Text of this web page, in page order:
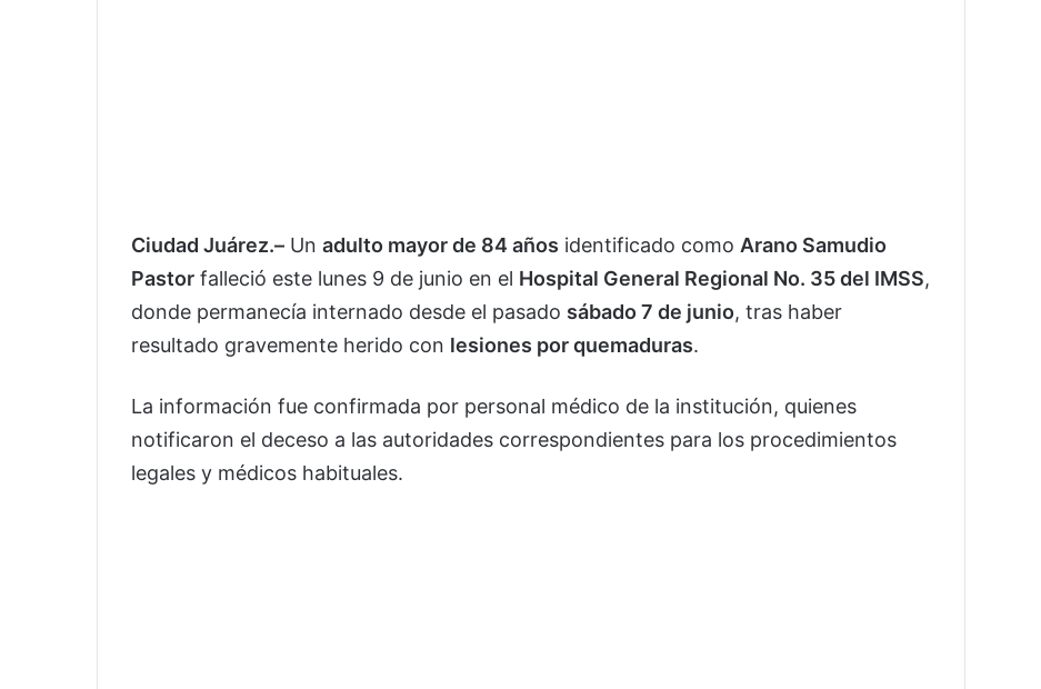
Ciudad Juárez.– Un adulto mayor de 84 años identificado como Arano Samudio
Pastor falleció este lunes 9 de junio en el Hospital General Regional No. 35 del IMSS,
donde permanecía internado desde el pasado sábado 7 de junio, tras haber
resultado gravemente herido con lesiones por quemaduras.
La información fue confirmada por personal médico de la institución, quienes
notificaron el deceso a las autoridades correspondientes para los procedimientos
legales y médicos habituales.